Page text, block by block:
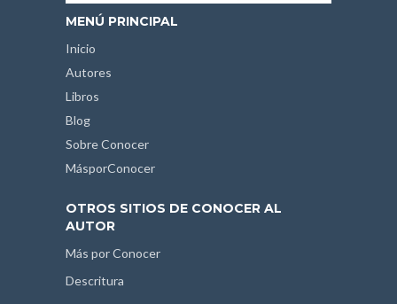
MENÚ PRINCIPAL
Inicio
Autores
Libros
Blog
Sobre Conocer
MásporConocer
OTROS SITIOS DE CONOCER AL
AUTOR
Más por Conocer
Descritura